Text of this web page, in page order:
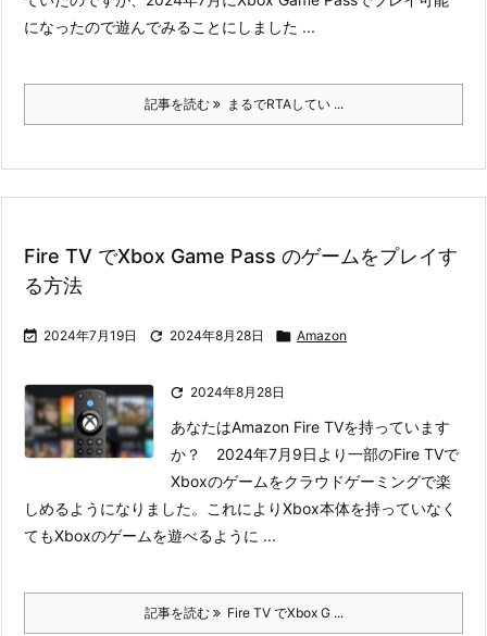
になったので遊んでみることにしました ...
記事を読む まるでRTAしてい ...
Fire TV でXbox Game Pass のゲームをプレイす
る方法
 2024年7月19日  2024年8月28日  Amazon
 2024年8月28日
あなたはAmazon Fire TVを持っています
か？ 2024年7月9日より一部のFire TVで
Xboxのゲームをクラウドゲーミングで楽
しめるようになりました。これによりXbox本体を持っていなく
てもXboxのゲームを遊べるように ...
記事を読む Fire TV でXbox G ...